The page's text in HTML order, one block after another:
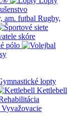
Rugby,
pólo
lopty
Kettlebell
Vyvažovacie